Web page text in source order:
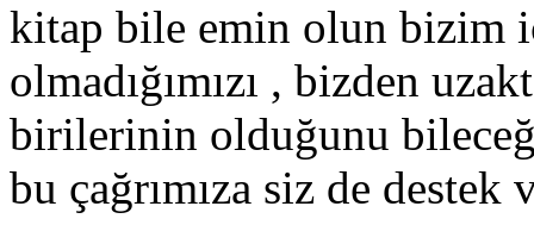
kitap bile emin olun bizim
olmadığımızı , bizden
birilerinin olduğunu
bu çağrımıza siz de destek